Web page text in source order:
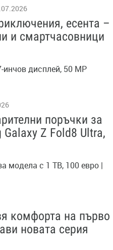
есента –
и смартчасовници
инчов дисплей, 50 MP
поръчки за
Z Fold8 Ultra,
модела с 1 TB, 100 евро |
комфорта на първо
новата серия